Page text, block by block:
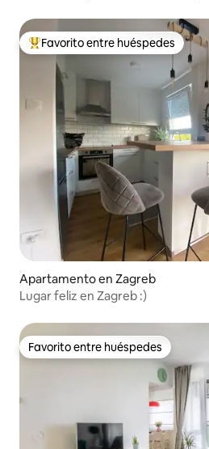
Favorito entre huéspedes preferido
Favorito entre huéspedes
Apartamento en Zagreb
Lugar feliz en Zagreb :)
Favorito entre huéspedes
Favorito entre huéspedes